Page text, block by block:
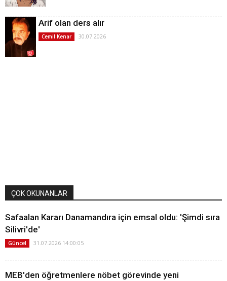
Arif olan ders alır
Cemil Kenar 30.07.2026
ÇOK OKUNANLAR
Safaalan Kararı Danamandıra için emsal oldu: 'Şimdi sıra
Silivri'de'
Güncel 31.07.2026 14:00:05
MEB'den öğretmenlere nöbet görevinde yeni